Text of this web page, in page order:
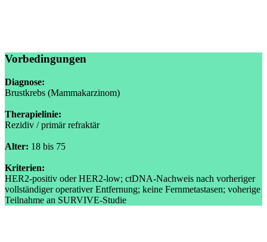
Vorbedingungen
Diagnose:
Brustkrebs (Mammakarzinom)
Therapielinie:
Rezidiv / primär refraktär
Alter: 18 bis 75
Kriterien:
HER2-positiv oder HER2-low; ctDNA-Nachweis nach vorheriger
vollständiger operativer Entfernung; keine Fernmetastasen; voherige
Teilnahme an SURVIVE-Studie